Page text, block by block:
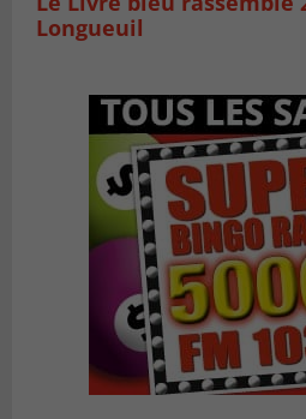
Longueuil